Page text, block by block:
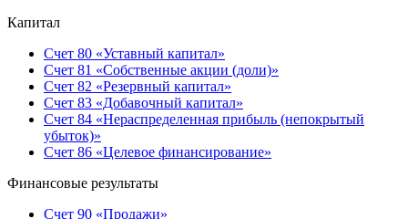
Капитал
Счет 80 «Уставный капитал»
Счет 81 «Собственные акции (доли)»
Счет 82 «Резервный капитал»
Счет 83 «Добавочный капитал»
Счет 84 «Нераспределенная прибыль (непокрытый
убыток)»
Счет 86 «Целевое финансирование»
Финансовые результаты
Счет 90 «Продажи»